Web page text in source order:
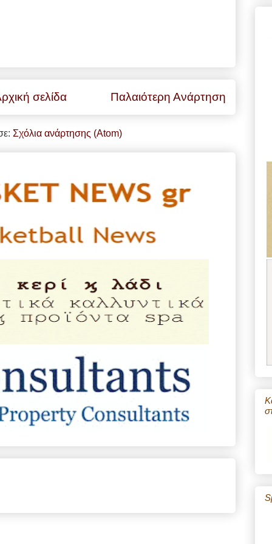
Παλαιότερη Ανάρτηση
σελίδα
Σχόλια ανάρτησης (Atom)